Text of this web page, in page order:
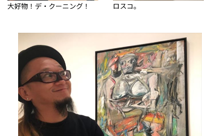
大好物！デ・クーニング！ ロスコ。